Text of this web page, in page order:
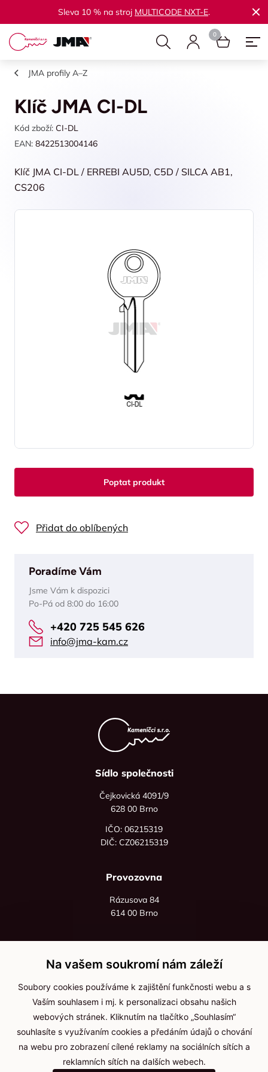
Sleva 10 % na stroj MULTICODE NXT-E.
JMA profily A–Z
Klíč JMA CI-DL
Kód zboží: CI-DL
EAN: 8422513004146
Klíč JMA CI-DL / ERREBI AU5D, C5D / SILCA AB1,
CS206
Poptat produkt
Přidat do oblíbených
Poradíme Vám
Jsme Vám k dispozici
Po-Pá od 8:00 do 16:00
+420 725 545 626
info@jma-kam.cz
Sídlo společnosti
Čejkovická 4091/9
628 00 Brno
IČO: 06215319
DIČ: CZ06215319
Provozovna
Rázusova 84
614 00 Brno
+420 736 535 066
Po - pá: 8:00 - 16:00
info@jma-kam.cz
Důležité informace
Ochrana osobních údajů
Na vašem soukromí nám záleží
Soubory cookies používáme k zajištění funkčnosti webu a s
Vaším souhlasem i mj. k personalizaci obsahu našich
webových stránek. Kliknutím na tlačítko „Souhlasím“
souhlasíte s využívaním cookies a předáním údajů o chování
na webu pro zobrazení cílené reklamy na sociálních sítích a
reklamních sítích na dalších webech.